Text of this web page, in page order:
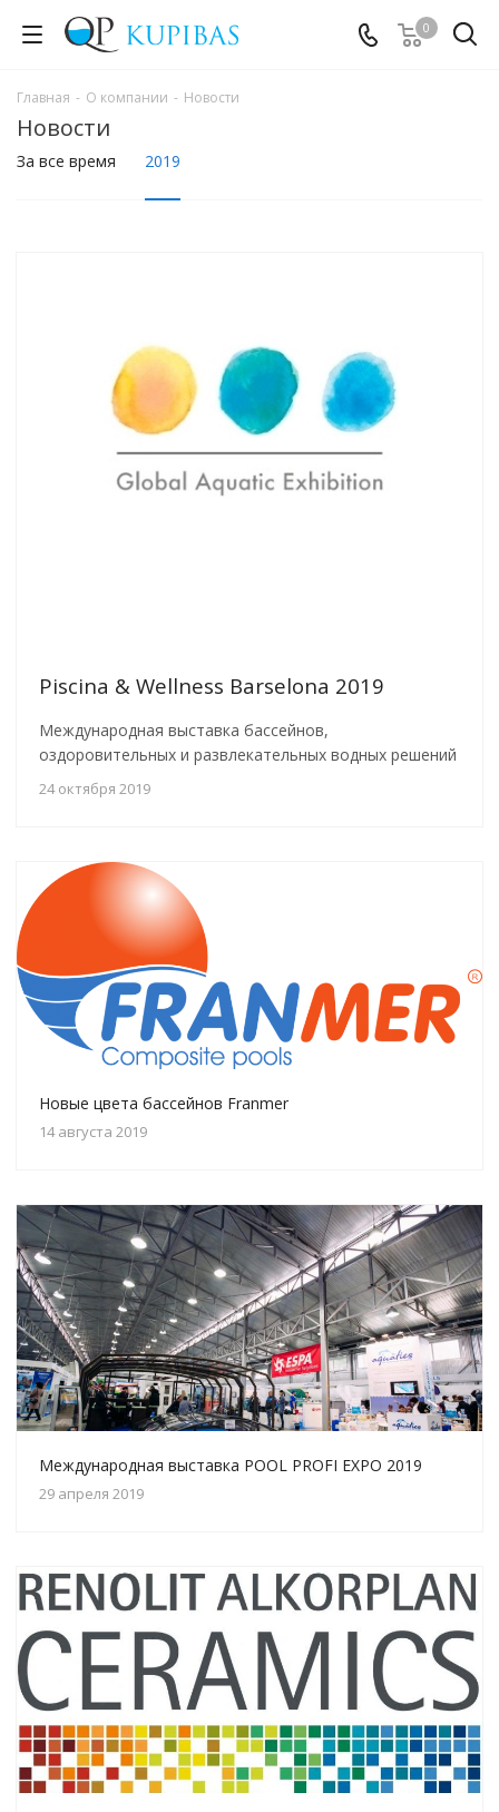
0
Главная - О компании - Новости
Новости
За все время 2019
Piscina & Wellness Barselona 2019
Международная выставка бассейнов,
оздоровительных и развлекательных водных решений
24 октября 2019
Новые цвета бассейнов Franmer
14 августа 2019
Международная выставка POOL PROFI EXPO 2019
29 апреля 2019